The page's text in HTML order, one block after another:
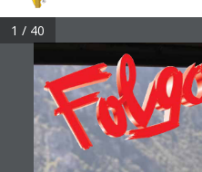
1 / 40